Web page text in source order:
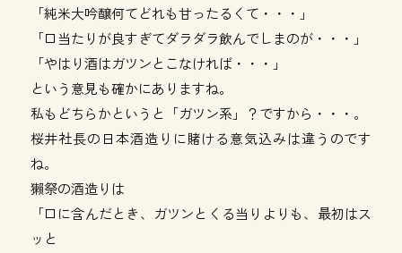
「純米大吟醸何てどれも甘ったるくて・・・」
「口当たりが良すぎてダラダラ飲んでしまのが・・・」
「やはり酒はガツンとこなければ・・・」
という意見も確かにありますね。
私もどちらかというと「ガツン系」？ですから・・・。
桜井社長の日本酒造りに賭ける意気込みは違うのです
ね。
獺祭の酒造りは
「口に含んだとき、ガツンとくる当りよりも、最初はス
ッと